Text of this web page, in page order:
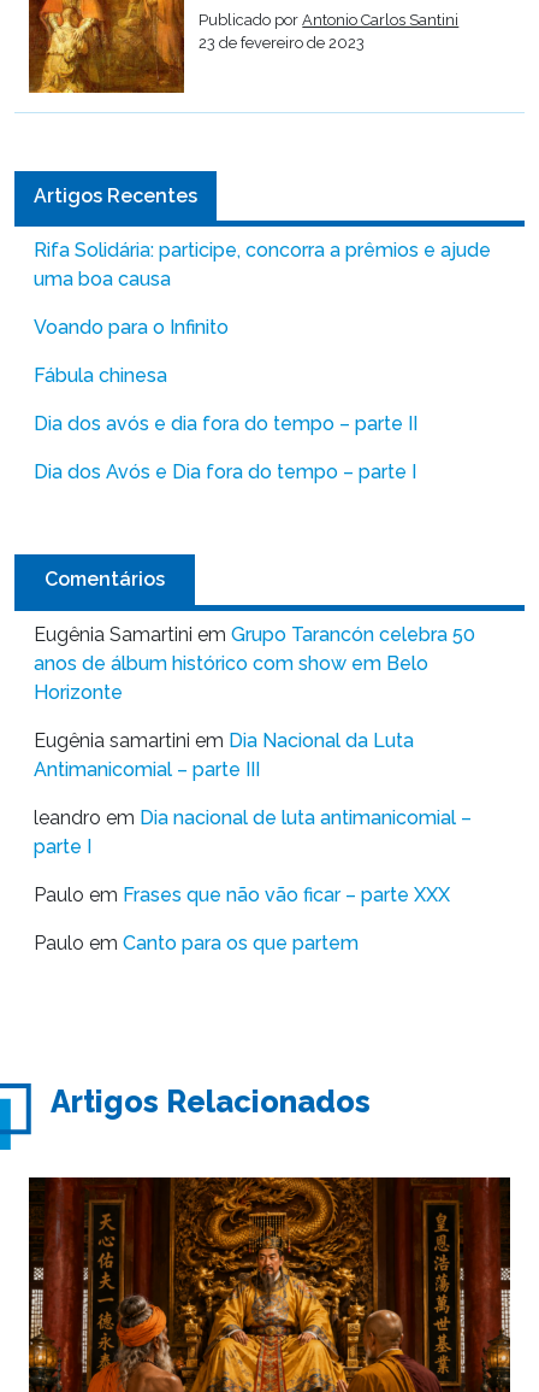
Publicado porAntonio Carlos Santini
23 de fevereiro de 2023
Artigos Recentes
Rifa Solidária: participe, concorra a prêmios e ajude
uma boa causa
Voando para o Infinito
Fábula chinesa
Dia dos avós e dia fora do tempo – parte II
Dia dos Avós e Dia fora do tempo – parte I
Comentários
Eugênia Samartini em Grupo Tarancón celebra 50
anos de álbum histórico com show em Belo
Horizonte
Eugênia samartini em Dia Nacional da Luta
Antimanicomial – parte III
leandro em Dia nacional de luta antimanicomial –
parte I
Paulo em Frases que não vão ficar – parte XXX
Paulo em Canto para os que partem
Artigos Relacionados